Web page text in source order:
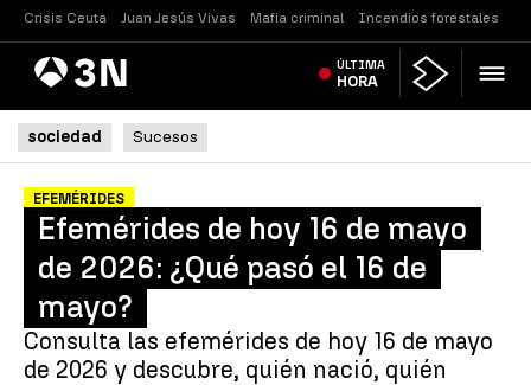
Crisis Ceuta Juan Jesús Vivas Mafia criminal Incendios forestales
AntenaNoticias ÚLTIMA
HORA
sociedad Sucesos
EFEMÉRIDES
Efemérides de hoy 16 de mayo
de 2026: ¿Qué pasó el 16 de
mayo?
Consulta las efemérides de hoy 16 de mayo
de 2026 y descubre, quién nació, quién